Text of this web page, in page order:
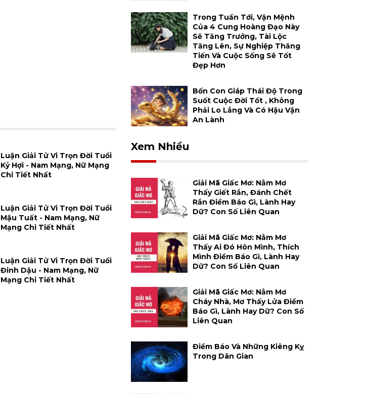
Luận Giải Tử Vi Trọn Đời Tuổi
Kỷ Hợi - Nam Mạng, Nữ Mạng
Chi Tiết Nhất
Luận Giải Tử Vi Trọn Đời Tuổi
Mậu Tuất - Nam Mạng, Nữ
Mạng Chi Tiết Nhất
Luận Giải Tử Vi Trọn Đời Tuổi
Đinh Dậu - Nam Mạng, Nữ
Mạng Chi Tiết Nhất
Trong Tuần Tới, Vận Mệnh
Của 4 Cung Hoàng Đạo Này
Sẽ Tăng Trưởng, Tài Lộc
Tăng Lên, Sự Nghiệp Thăng
Tiến Và Cuộc Sống Sẽ Tốt
Đẹp Hơn
Bốn Con Giáp Thái Độ Trong
Suốt Cuộc Đời Tốt , Không
Phải Lo Lắng Và Có Hậu Vận
An Lành
Xem Nhiều
Giải Mã Giấc Mơ: Nằm Mơ
Thấy Giết Rắn, Đánh Chết
Rắn Điềm Báo Gì, Lành Hay
Dữ? Con Số Liên Quan
Giải Mã Giấc Mơ: Nằm Mơ
Thấy Ai Đó Hôn Mình, Thích
Mình Điềm Báo Gì, Lành Hay
Dữ? Con Số Liên Quan
Giải Mã Giấc Mơ: Nằm Mơ
Cháy Nhà, Mơ Thấy Lửa Điềm
Báo Gì, Lành Hay Dữ? Con Số
Liên Quan
Điềm Báo Và Những Kiêng Kỵ
Trong Dân Gian